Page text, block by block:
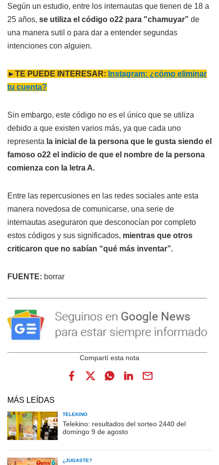
Según un estudio, entre los internautas que tienen de 18 a
25 años, se utiliza el código o22 para "chamuyar” de
una manera sutil o para dar a entender segundas
intenciones con alguien.
►TE PUEDE INTERESAR: Instagram: ¿cómo eliminar
tu cuenta?
Sin embargo, este código no es el único que se utiliza
debido a que existen varios más, ya que cada uno
representa la inicial de la persona que le gusta siendo el
famoso o22 el indicio de que el nombre de la persona
comienza con la letra A.
Entre las repercusiones en las redes sociales ante esta
manera novedosa de comunicarse, una serie de
internautas aseguraron que desconocían por completo
estos códigos y sus significados, mientras que otros
criticaron que no sabían “qué más inventar”.
FUENTE: borrar
MÁS LEÍDAS
TELEKINO
Telekino: resultados del sorteo 2440 del
domingo 9 de agosto
¿JUGASTE?